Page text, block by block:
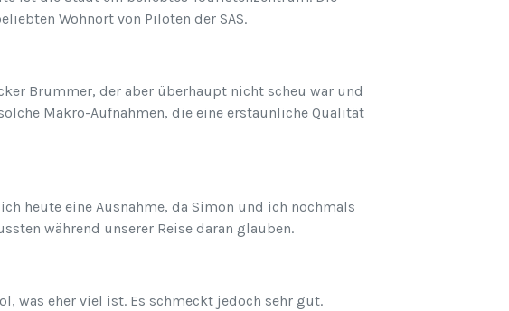
Wohnort von Piloten der SAS.
Brummer, der aber überhaupt nicht scheu war und
Makro-Aufnahmen, die eine erstaunliche Qualität
heute eine Ausnahme, da Simon und ich nochmals
während unserer Reise daran glauben.
was eher viel ist. Es schmeckt jedoch sehr gut.